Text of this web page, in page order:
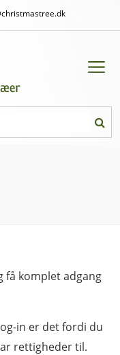
få komplet adgang
in er det fordi du
rettigheder til.